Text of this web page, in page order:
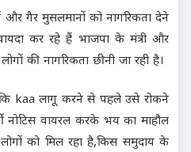
और गैर मुसलमानों को नागरिकता देने
कर रहे हैं भाजपा के मंत्री और
की नागरिकता छीनी जा रही है।
kaa लागू करने से पहले उसे रोकने
वायरल करके भय का माहौल
को मिल रहा है,किस समुदाय के